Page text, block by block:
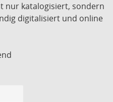
nur katalogisiert, sondern
digitalisiert und online